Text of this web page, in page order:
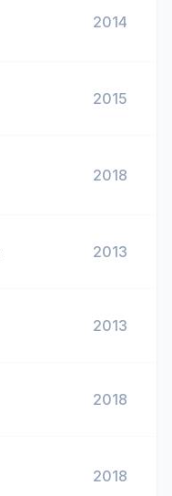
2014
2015
2018
2013
2013
2018
2018